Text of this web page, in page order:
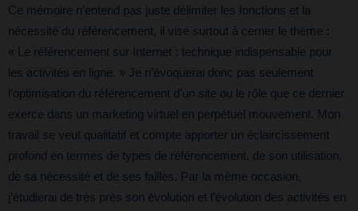
Ce mémoire n’entend pas juste délimiter les fonctions et la
nécessité du référencement, il vise surtout à cerner le thème :
« Le référencement sur Internet : technique indispensable pour
les activités en ligne. » Je n’évoquerai donc pas seulement
l’optimisation du référencement d’un site ou le rôle que ce dernier
exerce dans un marketing virtuel en perpétuel mouvement. Mon
travail se veut qualitatif et compte apporter un éclaircissement
profond en termes de types de référencement, de son utilisation,
de sa nécessité et de ses failles. Par la même occasion,
j’étudierai de très près son évolution et l’évolution des activités en